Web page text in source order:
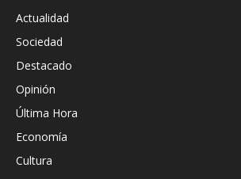
Actualidad
Sociedad
Destacado
Opinión
Última Hora
Economía
Cultura